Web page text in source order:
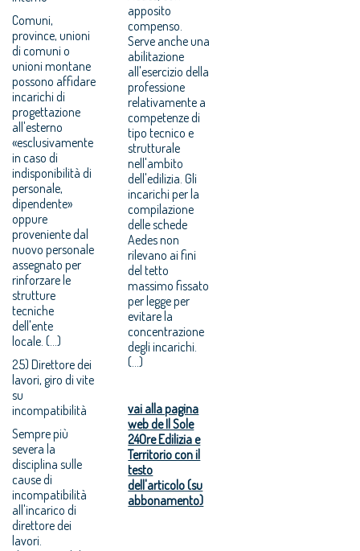
Comuni,
province, unioni
di comuni o
unioni montane
possono affidare
incarichi di
progettazione
all'esterno
«esclusivamente
in caso di
indisponibilità di
personale,
dipendente»
oppure
proveniente dal
nuovo personale
assegnato per
rinforzare le
strutture
tecniche
dell'ente
locale. (...)
25) Direttore dei
lavori, giro di vite
su
incompatibilità
Sempre più
severa la
disciplina sulle
cause di
incompatibilità
all'incarico di
direttore dei
lavori.
apposito
compenso.
Serve anche una
abilitazione
all'esercizio della
professione
relativamente a
competenze di
tipo tecnico e
strutturale
nell'ambito
dell'edilizia. Gli
incarichi per la
compilazione
delle schede
Aedes non
rilevano ai fini
del tetto
massimo fissato
per legge per
evitare la
concentrazione
degli incarichi.
(...)
vai alla pagina
web de Il Sole
24Ore Edilizia e
Territorio con il
testo
dell'articolo (su
abbonamento)